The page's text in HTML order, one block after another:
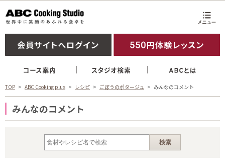
TOP ABC Cooking plus レシピ ごぼうのポタージュ みんなのコメント
みんなのコメント